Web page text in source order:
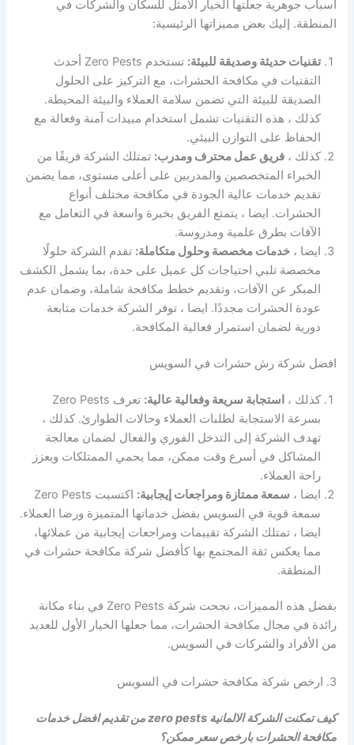
أسباب جوهرية جعلتها الخيار الأمثل للسكان والشركات في
المنطقة. إليك بعض مميزاتها الرئيسية:
تقنيات حديثة وصديقة للبيئة:
تستخدم Zero Pests أحدث
التقنيات في مكافحة الحشرات، مع التركيز على الحلول
الصديقة للبيئة التي تضمن سلامة العملاء والبيئة المحيطة.
كذلك ، هذه التقنيات تشمل استخدام مبيدات آمنة وفعالة مع
الحفاظ على التوازن البيئي.
كذلك ،فريق عمل محترف ومدرب: تمتلك الشركة فريقًا من
الخبراء المتخصصين والمدربين على أعلى مستوى، مما يضمن
تقديم خدمات عالية الجودة في مكافحة مختلف أنواع
الحشرات. ايضا ، يتمتع الفريق بخبرة واسعة في التعامل مع
الآفات بطرق علمية ومدروسة.
ايضا ،خدمات مخصصة وحلول متكاملة: تقدم الشركة حلولًا
مخصصة تلبي احتياجات كل عميل على حدة، بما يشمل الكشف
المبكر عن الآفات، وتقديم خطط مكافحة شاملة، وضمان عدم
عودة الحشرات مجددًا. ايضا ، توفر الشركة خدمات متابعة
دورية لضمان استمرار فعالية المكافحة.
افضل شركة رش حشرات في السويس
كذلك ، استجابة سريعة وفعالية عالية:
تعرف Zero Pests
بسرعة الاستجابة لطلبات العملاء وحالات الطوارئ. كذلك ،
تهدف الشركة إلى التدخل الفوري والفعال لضمان معالجة
المشاكل في أسرع وقت ممكن، مما يحمي الممتلكات ويعزز
راحة العملاء.
ايضا ، سمعة ممتازة ومراجعات إيجابية:
اكتسبت Zero Pests
سمعة قوية في السويس بفضل خدماتها المتميزة ورضا العملاء.
ايضا ، تمتلك الشركة تقييمات ومراجعات إيجابية من عملائها،
مما يعكس ثقة المجتمع بها كأفضل شركة مكافحة حشرات في
المنطقة.
بفضل هذه المميزات، نجحت شركة Zero Pests في بناء مكانة
رائدة في مجال مكافحة الحشرات، مما جعلها الخيار الأول للعديد
من الأفراد والشركات في السويس.
3. ارخص شركة مكافحة حشرات في السويس
كيف تمكنت الشركة الالمانية zero pests من تقديم افضل خدمات
مكافحة الحشرات بارخص سعر ممكن؟